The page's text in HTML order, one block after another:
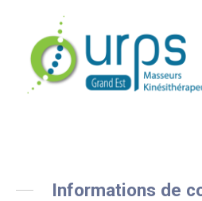
Informations de